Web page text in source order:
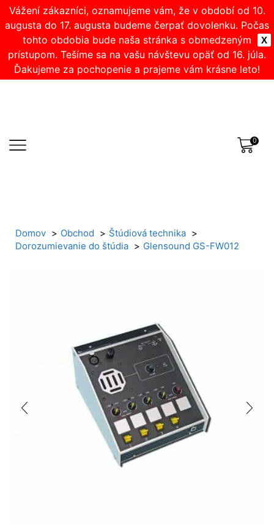
X
Vážení zákazníci, oznamujeme vám, že v období od 10.
augusta do 17. augusta budeme čerpať dovolenku. Počas
tohto obdobia bude naša stránka s obmedzeným
prístupom. Tešíme sa na vašu návštevu opäť od 16. júla.
Ďakujeme za pochopenie a prajeme vám krásne leto!
0
Domov Obchod
Štúdiová technika
Dorozumievanie do štúdia
Glensound GS-FW012